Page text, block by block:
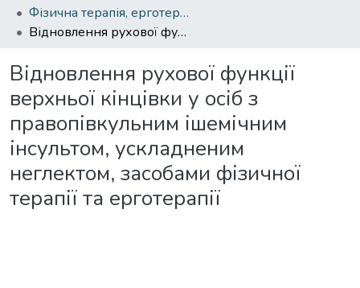
Фізична терапія, ерготерапія: 227
Відновлення рухової функції верхньої кінцівки у осіб з правопівкульним ішемічним інсультом, ускладненим неглектом, засобами фізичної терапії та ерготерапії
Відновлення рухової функції
верхньої кінцівки у осіб з
правопівкульним ішемічним
інсультом, ускладненим
неглектом, засобами фізичної
терапії та ерготерапії